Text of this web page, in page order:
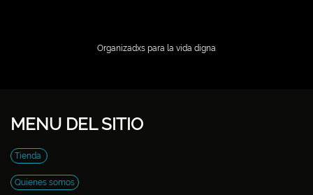
Organizadxs para la vida digna
MENU DEL SITIO
Tienda
Quienes somos